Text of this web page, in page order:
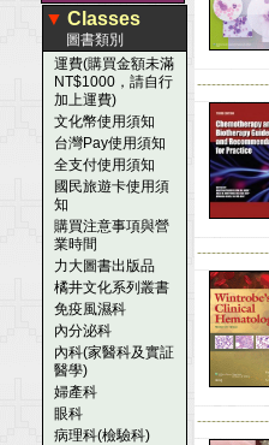
▼ Classes
圖書類別
運費(購買金額未滿
NT$1000，請自行
加上運費)
文化幣使用須知
台灣Pay使用須知
全支付使用須知
國民旅遊卡使用須
知
購買注意事項與營
業時間
力大圖書出版品
橘井文化系列叢書
免疫風濕科
內分泌科
內科(家醫科及實証
醫學)
婦產科
眼科
病理科(檢驗科)